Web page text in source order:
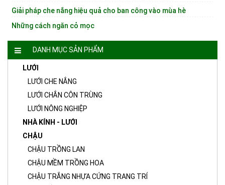
Giải pháp che nắng hiệu quả cho ban công vào mùa hè
Những cách ngăn cỏ mọc
DANH MỤC SẢN PHẨM
LƯỚI
LƯỚI CHE NẮNG
LƯỚI CHẮN CÔN TRÙNG
LƯỚI NÔNG NGHIỆP
NHÀ KÍNH - LƯỚI
CHẬU
CHẬU TRỒNG LAN
CHẬU MỀM TRỒNG HOA
CHẬU TRẮNG NHỰA CỨNG TRANG TRÍ